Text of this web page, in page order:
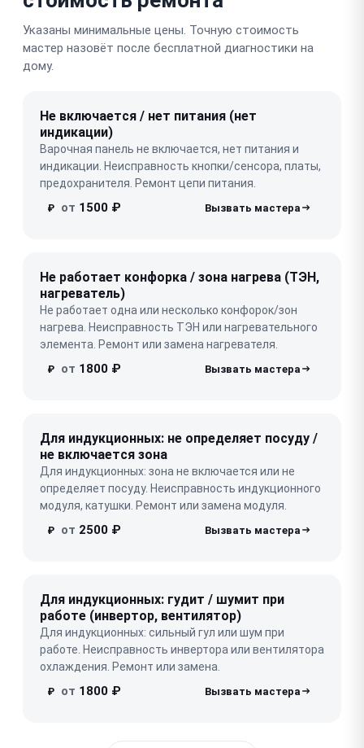
Указаны минимальные цены. Точную стоимость
мастер назовёт после бесплатной диагностики на
дому.
Не включается / нет питания (нет
индикации)
Варочная панель не включается, нет питания и
индикации. Неисправность кнопки/сенсора, платы,
предохранителя. Ремонт цепи питания.
₽ от 1500 ₽
Не работает конфорка / зона нагрева (ТЭН,
нагреватель)
Не работает одна или несколько конфорок/зон
нагрева. Неисправность ТЭН или нагревательного
элемента. Ремонт или замена нагревателя.
₽ от 1800 ₽
Для индукционных: не определяет посуду /
не включается зона
Для индукционных: зона не включается или не
определяет посуду. Неисправность индукционного
модуля, катушки. Ремонт или замена модуля.
₽ от 2500 ₽
Для индукционных: гудит / шумит при
работе (инвертор, вентилятор)
Для индукционных: сильный гул или шум при
работе. Неисправность инвертора или вентилятора
охлаждения. Ремонт или замена.
₽ от 1800 ₽